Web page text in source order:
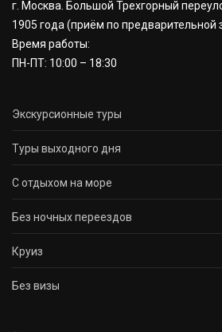
г. Москва. Большой Трехгорный
1905 года (приём по предварительной
Время работы:
ПН-ПТ: 10:00 – 18:30
Экскурсионные туры
Туры выходного дня
С отдыхом на море
Без ночных переездов
Круиз
Без визы